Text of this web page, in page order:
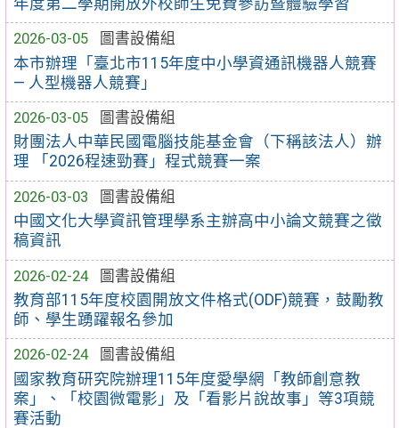
2026-03-05
圖書設備組
本市辦理「臺北市115年度中小學資通訊機器人競賽
— 人型機器人競賽」
2026-03-05
圖書設備組
財團法人中華民國電腦技能基金會（下稱該法人）辦
理 「2026程速勁賽」程式競賽一案
2026-03-03
圖書設備組
中國文化大學資訊管理學系主辦高中小論文競賽之徵
稿資訊
2026-02-24
圖書設備組
教育部115年度校園開放文件格式(ODF)競賽，鼓勵教
師、學生踴躍報名參加
2026-02-24
圖書設備組
國家教育研究院辦理115年度愛學網「教師創意教
案」、「校園微電影」及「看影片說故事」等3項競
賽活動